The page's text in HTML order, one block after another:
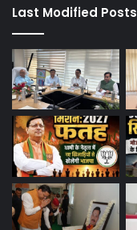
Last Modified Posts